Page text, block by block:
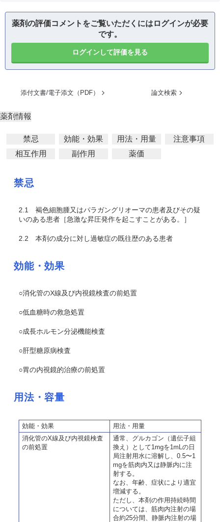
薬剤の評価コメントをご覧いただくにはログインが必要
です。
ログインして評価を見る
添付文書/電子添文（PDF） 論文検索
薬剤情報
禁忌 効能・効果 用法・用量
注意事項
相互作用
副作用 薬価
禁忌
2.1
褐色細胞腫又はパラガングリオーマの患者及びその疑
いのある患者［急激な昇圧発作を起こすことがある。］
2.2 本剤の成分に対し過敏症の既往歴のある患者
効能・効果
○消化管のX線及び内視鏡検査の前処置
○低血糖時の救急処置
○成長ホルモン分泌機能検査
○肝型糖原病検査
○胃の内視鏡的治療の前処置
用法・容量
効能・効果
用法・用量
消化管のX線及び内視鏡検査
の前処置
通常、グルカゴン（遺伝子組
換え）として1mgを1mLの 日
局注射用水に溶解し、0.5〜1
mgを筋肉内又は静脈内に注
射する。
なお、年齢、症状により適宜
増減する。
ただし、本剤の作用持続時間
については、筋肉内注射の場
合約25分間、静脈内注射の場